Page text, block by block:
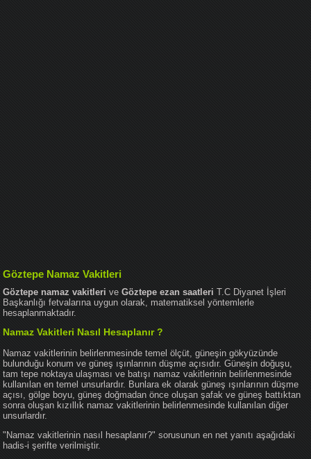
Göztepe Namaz Vakitleri
Göztepe namaz vakitleri veGöztepe ezan saatleri T.C Diyanet İşleri
Başkanlığı fetvalarına uygun olarak, matematiksel yöntemlerle
hesaplanmaktadır.
Namaz Vakitleri Nasıl Hesaplanır ?
Namaz vakitlerinin belirlenmesinde temel ölçüt, güneşin gökyüzünde
bulunduğu konum ve güneş ışınlarının düşme açısıdır. Güneşin doğuşu,
tam tepe noktaya ulaşması ve batışı namaz vakitlerinin belirlenmesinde
kullanılan en temel unsurlardır. Bunlara ek olarak güneş ışınlarının düşme
açısı, gölge boyu, güneş doğmadan önce oluşan şafak ve güneş battıktan
sonra oluşan kızıllık namaz vakitlerinin belirlenmesinde kullanılan diğer
unsurlardır.
"Namaz vakitlerinin nasıl hesaplanır?" sorusunun en net yanıtı aşağıdaki
hadis-i şerifte verilmiştir.